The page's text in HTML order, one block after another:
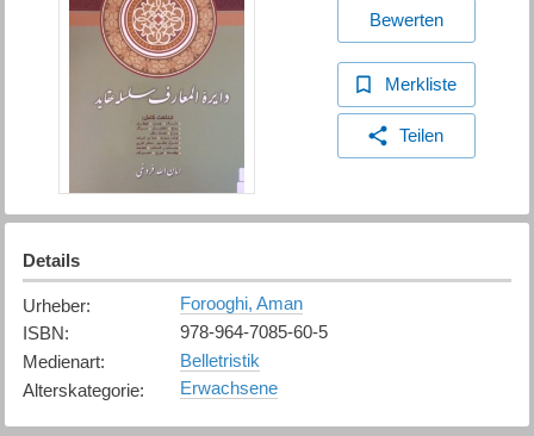
Bewerten
Merkliste
Teilen
Details
Urheber:
Forooghi, Aman
ISBN:
978-964-7085-60-5
Medienart:
Belletristik
Alterskategorie: Erwachsene